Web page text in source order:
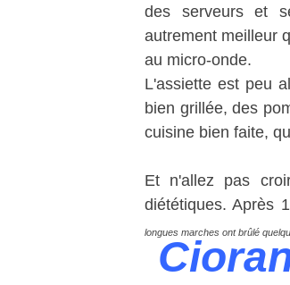
des serveurs et
autrement meilleur
au micro-onde.
L'assiette est peu
bien grillée, des
cuisine bien faite,
Et n'allez pas
diététiques. Après
longues marches ont brûlé